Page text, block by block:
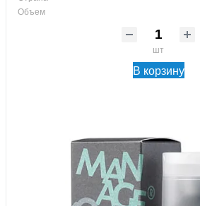
Объем
шт
В корзину